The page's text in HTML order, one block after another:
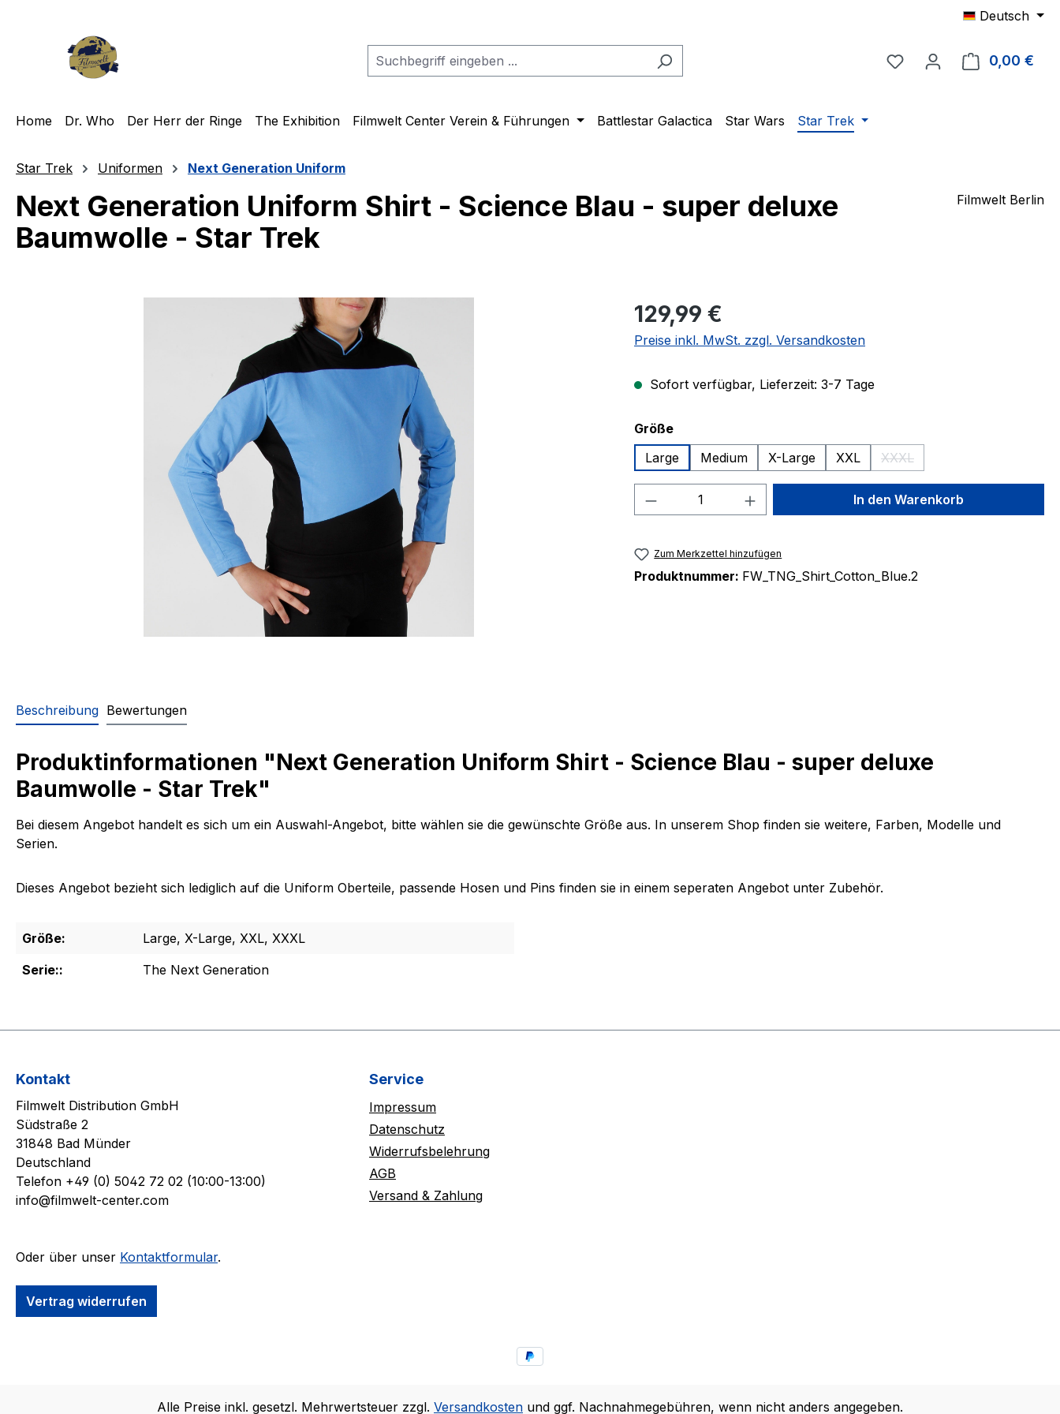
Deutsch
Du hast 0 Produkte auf
0,00 €
Home Dr. Who Der Herr der Ringe The Exhibition Filmwelt Center Verein & Führungen Battlestar Galactica Star Wars Star Trek
Star Trek Uniformen Next Generation Uniform
Next Generation Uniform Shirt - Science Blau - super deluxe
Baumwolle - Star Trek
Filmwelt Berlin
Regulärer Preis:
129,99 €
Preise inkl. MwSt. zzgl. Versandkosten
Sofort verfügbar, Lieferzeit: 3-7 Tage
Größeauswählen
Large
Medium X-Large XXL XXXL
(Diese Option ist zurzeit nicht
Produkt Anzahl: Gib den gewünschten Wert
In den Warenkorb
Zum Merkzettel hinzufügen
Produktnummer: FW_TNG_Shirt_Cotton_Blue.2
Beschreibung Bewertungen
Produktinformationen "Next Generation Uniform Shirt - Science Blau - super deluxe
Baumwolle - Star Trek"
Bei diesem Angebot handelt es sich um ein Auswahl-Angebot, bitte wählen sie die gewünschte Größe aus. In unserem Shop finden sie weitere, Farben, Modelle und
Serien.
Dieses Angebot bezieht sich lediglich auf die Uniform Oberteile, passende Hosen und Pins finden sie in einem seperaten Angebot unter Zubehör.
Größe:
Large, X-Large, XXL, XXXL
Serie::
The Next Generation
Kontakt
Filmwelt Distribution GmbH
Südstraße 2
31848 Bad Münder
Deutschland
Telefon +49 (0) 5042 72 02 (10:00-13:00)
info@filmwelt-center.com
Oder über unser Kontaktformular.
Vertrag widerrufen
Service
Impressum
Datenschutz
Widerrufsbelehrung
AGB
Versand & Zahlung
Alle Preise inkl. gesetzl. Mehrwertsteuer zzgl. Versandkosten und ggf. Nachnahmegebühren, wenn nicht anders angegeben.